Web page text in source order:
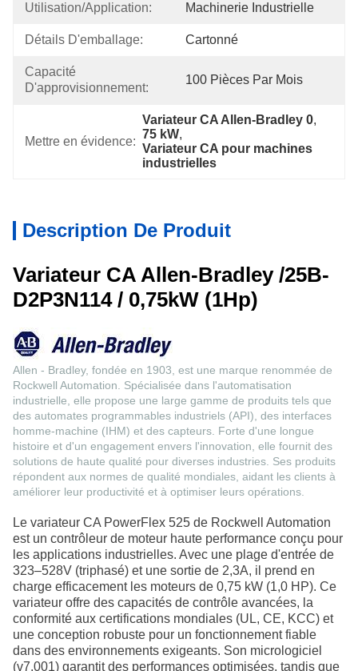
Utilisation/application: Machinerie Industrielle
Détails D'emballage: Cartonné
Capacité
D'approvisionnement:
100 Pièces Par Mois
Mettre en évidence:
Variateur CA Allen-Bradley 0,
75 kW,
Variateur CA pour machines
industrielles
Description De Produit
Variateur CA Allen-Bradley /25B-
D2P3N114 / 0,75kW (1Hp)
Allen - Bradley, fondée en 1903, est une marque renommée de
Rockwell Automation. Spécialisée dans l'automatisation
industrielle, elle propose une large gamme de produits tels que
des automates programmables industriels (API), des interfaces
homme-machine (IHM) et des capteurs. Forte d'une longue
histoire et d'un engagement envers l'innovation, elle fournit des
solutions de haute qualité pour diverses industries. Ses produits
répondent aux normes de qualité mondiales, aidant les clients à
améliorer leur productivité et à optimiser leurs opérations.
Le variateur CA PowerFlex 525 de Rockwell Automation
est un contrôleur de moteur haute performance conçu pour
les applications industrielles. Avec une plage d'entrée de
323–528V (triphasé) et une sortie de 2,3A, il prend en
charge efficacement les moteurs de 0,75 kW (1,0 HP). Ce
variateur offre des capacités de contrôle avancées, la
conformité aux certifications mondiales (UL, CE, KCC) et
une conception robuste pour un fonctionnement fiable
dans des environnements exigeants. Son micrologiciel
(v7.001) garantit des performances optimisées, tandis que